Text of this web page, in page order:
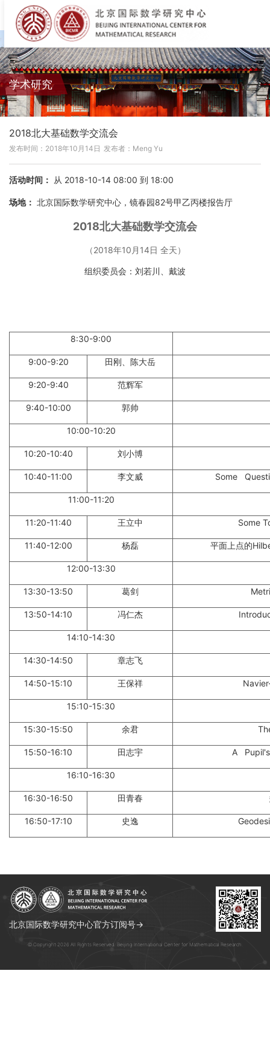
学术研究
2018北大基础数学交流会
发布时间：2018年10月14日 发布者：Meng Yu
活动时间： 从 2018-10-14 08:00 到 18:00
场地： 北京国际数学研究中心，镜春园82号甲乙丙楼报告厅
2018北大基础数学交流会
（2018年10月14日 全天）
组织委员会：刘若川、戴波
8:30-9:00
9:00-9:20 田刚、陈大岳
9:20-9:40 范辉军
9:40-10:00 郭帅
10:00-10:20
10:20-10:40 刘小博
10:40-11:00 李文威 Some
11:00-11:20
11:20-11:40 王立中 Some
11:40-12:00 杨磊 平面上点的
12:00-13:30
13:30-13:50 葛剑
13:50-14:10 冯仁杰
14:10-14:30
14:30-14:50 章志飞
14:50-15:10 王保祥
15:10-15:30
15:30-15:50 余君
15:50-16:10 田志宇 A Pupil's
16:10-16:30
16:30-16:50 田青春
16:50-17:10 史逸
北京国际数学研究中心官方订阅号→
© Copyright 2026 All Rights Reserved. Beijing International Center for Mathematical Research.